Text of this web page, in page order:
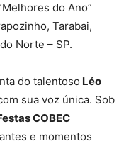
do Ano”
Tarabai,
Norte – SP.
do talentoso Léo
sua voz única. Sob
COBEC
e momentos